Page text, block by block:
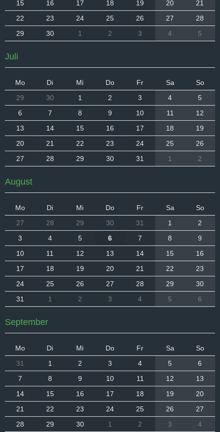
15 16 17 18 19 20
21
22
23 24 25 26 27
28
29
30 1 2 3 4 5
Juli
Mo Di Mi Do Fr Sa
So
29
30 1 2 3 4
5
6
7 8 9 10 11
12
13
14 15 16 17 18
19
20
21 22 23 24 25
26
27
28 29 30 31 1 2
August
Mo Di Mi Do Fr Sa
So
27
28 29 30 31 1
2
3
4 5 6 7 8
9
10
11 12 13 14 15
16
17
18 19 20 21 22
23
24
25 26 27 28 29
30
31
1 2 3 4 5 6
September
Mo Di Mi Do Fr Sa
So
31
1 2 3 4 5
6
7
8 9 10 11 12
13
14
15 16 17 18 19
20
21
22 23 24 25 26
27
28
29 30 1 2 3 4